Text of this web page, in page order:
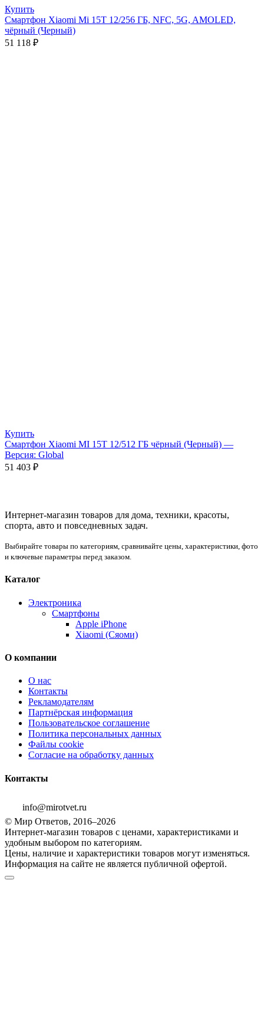
Купить
Смартфон Xiaomi Mi 15T 12/256 ГБ, NFC, 5G, AMOLED,
чёрный (Черный)
51 118 ₽
Купить
Смартфон Xiaomi MI 15T 12/512 ГБ чёрный (Черный) —
Версия: Global
51 403 ₽
Интернет-магазин товаров для дома, техники, красоты,
спорта, авто и повседневных задач.
Выбирайте товары по категориям, сравнивайте цены, характеристики, фото
и ключевые параметры перед заказом.
Каталог
Электроника
Смартфоны
Apple iPhone
Xiaomi (Сяоми)
О компании
О нас
Контакты
Рекламодателям
Партнёрская информация
Пользовательское соглашение
Политика персональных данных
Файлы cookie
Согласие на обработку данных
Контакты
info@mirotvet.ru
© Мир Ответов, 2016–2026
Интернет-магазин товаров с ценами, характеристиками и
удобным выбором по категориям.
Цены, наличие и характеристики товаров могут изменяться.
Информация на сайте не является публичной офертой.